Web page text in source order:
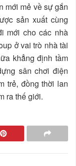
mới mẻ về sự gắn
sản xuất cùng
mới cho các nhà
ở vai trò nhà tài
khẳng định tầm
sân chơi điện
trẻ, đồng thời lan
ra thế giới.